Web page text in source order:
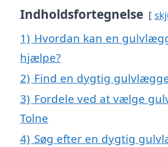
Indholdsfortegnelse
1) Hvordan kan en
hjælpe?
2) Find en dygtig
3) Fordele ved at vælge
Tolne
4) Søg efter en dygtig